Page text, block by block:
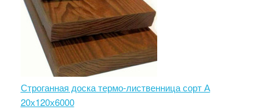
Строганная доска термо-лиственница сорт А
20х120х6000